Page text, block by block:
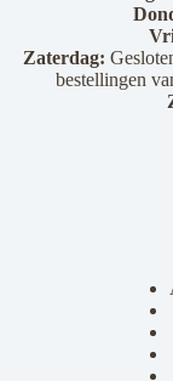
Zaterdag:
bestellingen